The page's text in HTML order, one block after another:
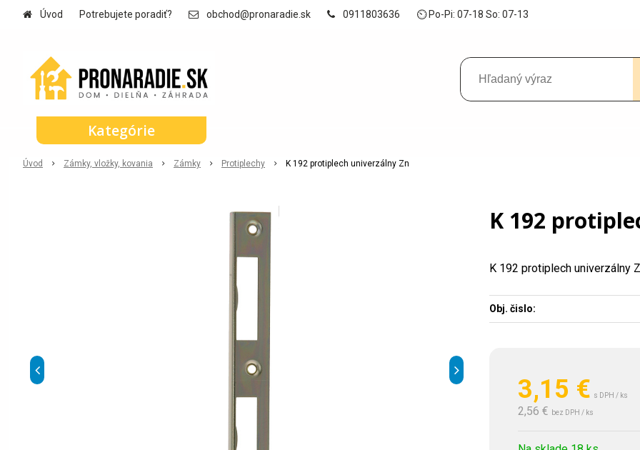
Úvod Potrebujete poradiť? obchod@pronaradie.sk 0911803636 ⏲ Po-Pi: 07-18 So: 07-13
Úvod Zámky, vložky, kovania Zámky Protiplechy K 192 protiplech univerzálny Zn
K 192
3,15 € s DPH / ks
2,56 € bez DPH / ks
K 192 protiplech univerzálny
Obj. čislo:
Kategórie